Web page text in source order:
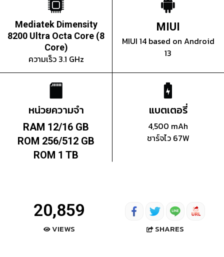
Mediatek Dimensity
8200 Ultra Octa Core (8
Core)
ความเร็ว 3.1 GHz
MIUI
MIUI 14 based on Android
13
หน่วยความจำ
RAM 12/16 GB
ROM 256/512 GB
ROM 1 TB
แบตเตอรี่
4,500 mAh
ชาร์จไว 67W
20,859
VIEWS SHARES